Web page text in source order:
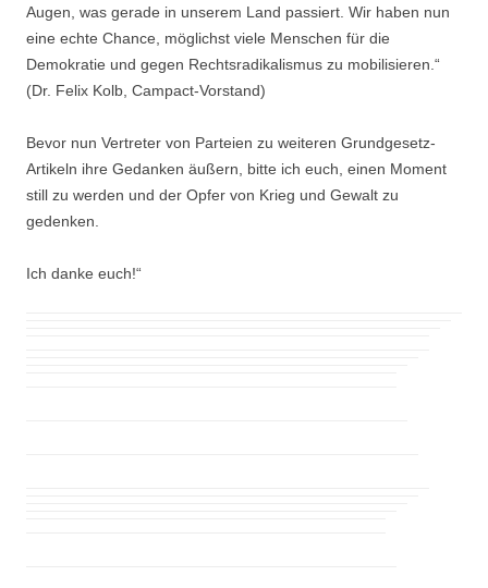
Augen, was gerade in unserem Land passiert. Wir haben nun
eine echte Chance, möglichst viele Menschen für die
Demokratie und gegen Rechtsradikalismus zu mobilisieren.“
(Dr. Felix Kolb, Campact-Vorstand)
Bevor nun Vertreter von Parteien zu weiteren Grundgesetz-
Artikeln ihre Gedanken äußern, bitte ich euch, einen Moment
still zu werden und der Opfer von Krieg und Gewalt zu
gedenken.
Ich danke euch!“